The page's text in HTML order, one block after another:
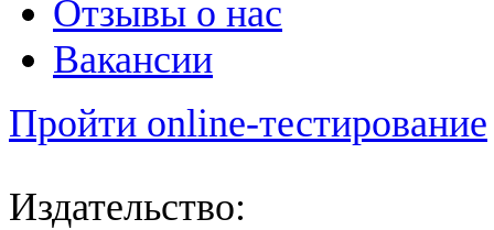
Отзывы о нас
Вакансии
Пройти online-тестирование
Издательство: